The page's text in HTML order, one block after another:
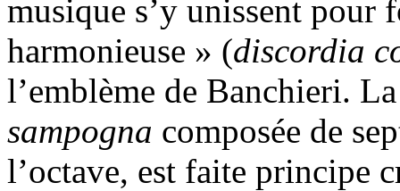
musique s’y unissent pour
harmonieuse » (discordia
l’emblème de Banchieri.
sampogna composée de
l’octave, est faite principe